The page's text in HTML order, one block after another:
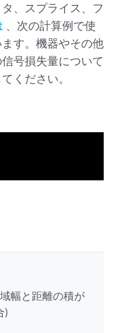
、スプライス、フ
、次の計算例で使
す。機器やその他
号損失量について
ください。
幅と距離の積が
)